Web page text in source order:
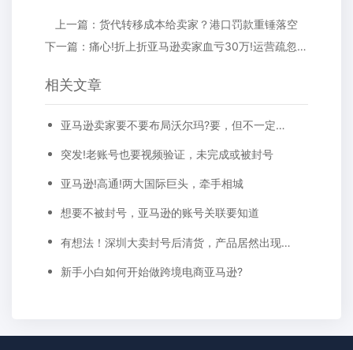
上一篇：货代转移成本给卖家？港口罚款重锤落空
下一篇：痛心!折上折亚马逊卖家血亏30万!运营疏忽倒贴6万...
相关文章
亚马逊卖家要不要布局沃尔玛?要，但不一定成功
突发!老账号也要视频验证，未完成或被封号
亚马逊!高通!两大国际巨头，牵手相城
想要不被封号，亚马逊的账号关联要知道
有想法！深圳大卖封号后清货，产品居然出现在娃娃机里！
新手小白如何开始做跨境电商亚马逊?